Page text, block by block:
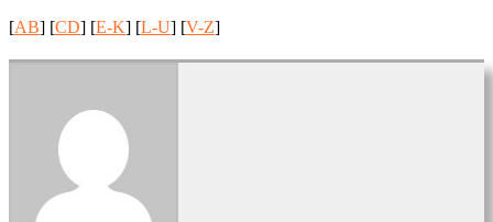
[AB] [CD] [E-K] [L-U] [V-Z]